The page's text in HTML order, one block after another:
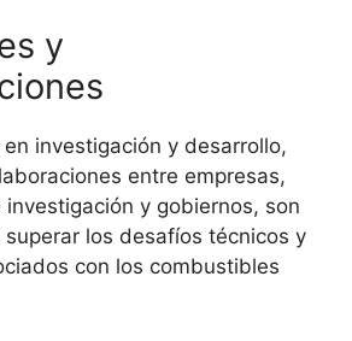
y
investigación y desarrollo,
entre empresas,
y gobiernos, son
superar los desafíos técnicos y
con los combustibles